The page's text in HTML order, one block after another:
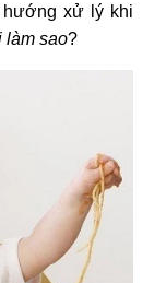
hướng xử lý khi
làm sao?